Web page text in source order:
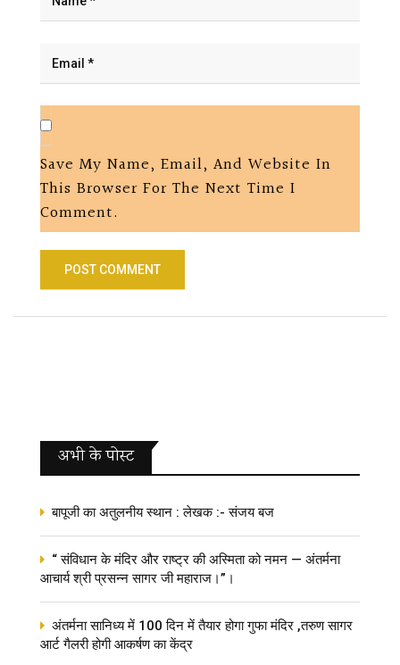
Save My Name, Email, And Website In
This Browser For The Next Time I
Comment.
अभी के पोस्‍ट
बापूजी का अतुलनीय स्थान : लेखक :- संजय बज
“ संविधान के मंदिर और राष्ट्र की अस्मिता को नमन — अंतर्मना
आचार्य श्री प्रसन्न सागर जी महाराज।”।
अंतर्मना सानिध्य में 100 दिन में तैयार होगा गुफा मंदिर ,तरुण सागर
आर्ट गैलरी होगी आकर्षण का केंद्र